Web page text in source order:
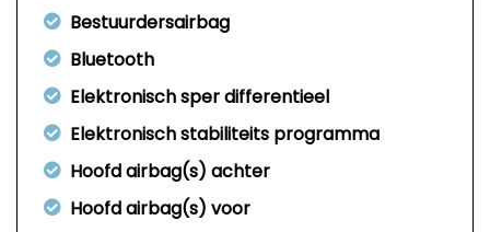
Bestuurdersairbag
Bluetooth
Elektronisch sper differentieel
Elektronisch stabiliteits programma
Hoofd airbag(s) achter
Hoofd airbag(s) voor